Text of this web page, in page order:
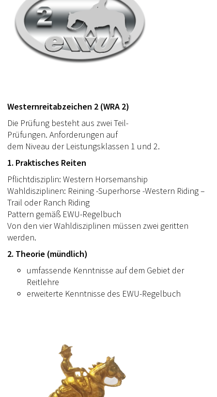
Westernreitabzeichen 2 (WRA 2)
Die Prüfung besteht aus zwei Teil-
Prüfungen. Anforderungen auf
dem Niveau der Leistungsklassen 1 und 2.
1. Praktisches Reiten
Pflichtdisziplin: Western Horsemanship
Wahldisziplinen: Reining -Superhorse -Western Riding –
Trail oder Ranch Riding
Pattern gemäß EWU-Regelbuch
Von den vier Wahldisziplinen müssen zwei geritten
werden.
2. Theorie (mündlich)
umfassende Kenntnisse auf dem Gebiet der
Reitlehre
erweiterte Kenntnisse des EWU-Regelbuch